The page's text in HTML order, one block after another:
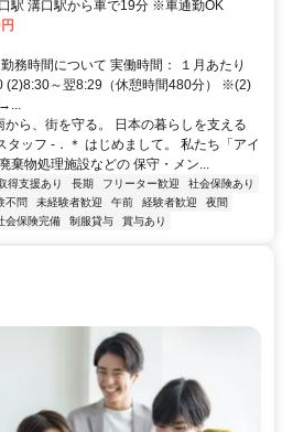
交通アクセス 最寄駅：溝口駅 溝口駅から車で19分 ※車通勤OK
務時間について 実働時間： １月あたり
(2)8:30～翌8:29（休憩時間480分） ※(2)
ら、街を守る。 日本の暮らしを支える
タッフ -．＊ はじめまして。 私たち「アイ
棄物処理施設などの 保守・メン...
得支援あり 長期 フリーター歓迎
社会保険あり
不問 未経験者歓迎 午前 経験者歓迎
夜間
会保険完備 制服貸与 賞与あり